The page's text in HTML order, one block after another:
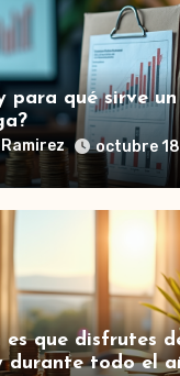
para qué sirve
octubre
es que disfrutes
durante todo el